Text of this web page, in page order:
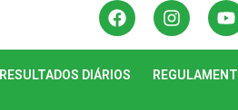
RESULTADOS DIÁRIOS